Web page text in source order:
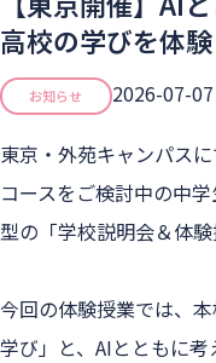
高校の学びを体
お知らせ 2026-07-07
東京・外苑キャンパス
コースをご検討中の中
型の「学校説明会＆体験
今回の体験授業では、
学び」と、AIとともに